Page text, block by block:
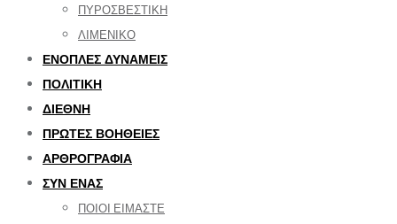
ΠΥΡΟΣΒΕΣΤΙΚΗ
ΛΙΜΕΝΙΚΟ
ΕΝΟΠΛΕΣ ΔΥΝΑΜΕΙΣ
ΠΟΛΙΤΙΚΗ
ΔΙΕΘΝΗ
ΠΡΩΤΕΣ ΒΟΗΘΕΙΕΣ
ΑΡΘΡΟΓΡΑΦΙΑ
ΣΥΝ ΕΝΑΣ
ΠΟΙΟΙ ΕΙΜΑΣΤΕ